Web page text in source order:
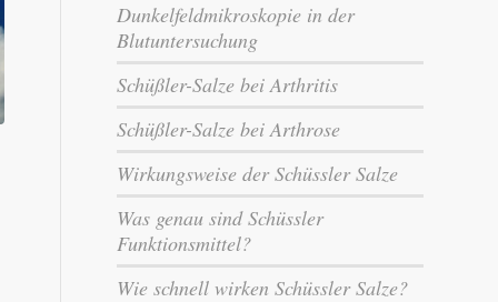
Dunkelfeldmikroskopie in der
Blutuntersuchung
Schüßler-Salze bei Arthritis
Schüßler-Salze bei Arthrose
Wirkungsweise der Schüssler Salze
Was genau sind Schüssler
Funktionsmittel?
Wie schnell wirken Schüssler Salze?